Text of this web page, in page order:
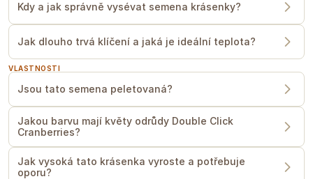
Kdy a jak správně vysévat semena krásenky?
Jak dlouho trvá klíčení a jaká je ideální teplota?
VLASTNOSTI
Jsou tato semena peletovaná?
Jakou barvu mají květy odrůdy Double Click
Cranberries?
Jak vysoká tato krásenka vyroste a potřebuje
oporu?